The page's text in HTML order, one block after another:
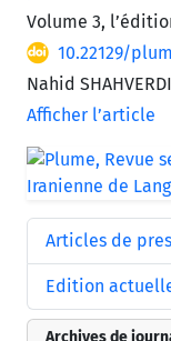
Volume 3,
10.22129/
Nahid
Afficher l’article
Articles de
Edition